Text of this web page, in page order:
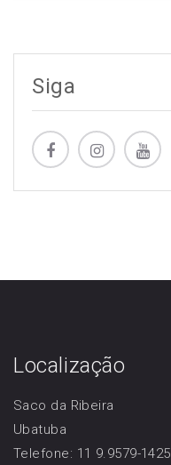
Siga
Localização
Saco da Ribeira
Ubatuba
Telefone: 11 9.9579-1425